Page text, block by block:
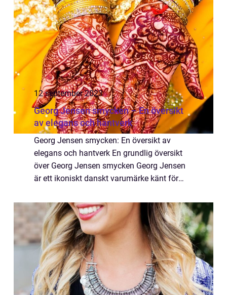
utforska d...
12 september 2023
Georg Jensen smycken – En översikt
av elegans och hantverk
Georg Jensen smycken: En översikt av
elegans och hantverk En grundlig översikt
över Georg Jensen smycken Georg Jensen
är ett ikoniskt danskt varumärke känt för
Med över 100 års erfarenhet och en passion
för ...